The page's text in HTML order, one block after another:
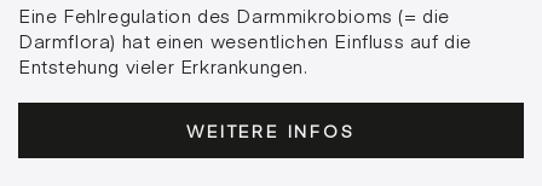
Eine Fehlregulation des Darmmikrobioms (= die
Darmflora) hat einen wesentlichen Einfluss auf die
Entstehung vieler Erkrankungen.
WEITERE INFOS